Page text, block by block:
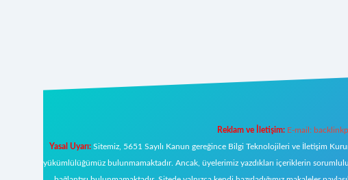
Reklam ve İletişim: E-mail:
Yasal Uyarı:Sitemiz, 5651 Sayılı Kanun gereğince Bilgi Teknolojileri ve İletişim
yükümlülüğümüz bulunmamaktadır. Ancak, üyelerimiz yazdıkları içeriklerin